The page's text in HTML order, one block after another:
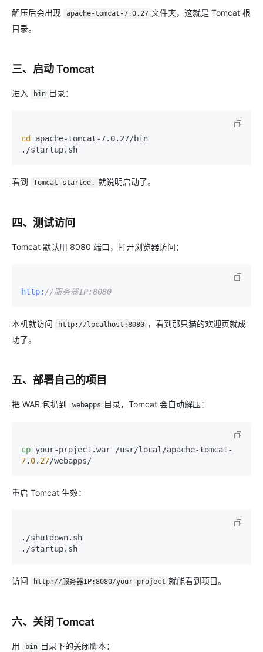
解压后会出现 apache-tomcat-7.0.27 文件夹，这就是 Tomcat 根
目录。
三、启动 Tomcat
进入 bin 目录：
cd
apache-tomcat-7.0.27/bin
看到 Tomcat started. 就说明启动了。
四、测试访问
Tomcat 默认用 8080 端口，打开浏览器访问：
http: //服务器IP:8080
本机就访问 http://localhost:8080 ，看到那只猫的欢迎页就成
功了。
五、部署自己的项目
把 WAR 包扔到 webapps 目录，Tomcat 会自动解压：
cp your-project.war /usr/local/apache-tomcat-
7. 0. 27
重启 Tomcat 生效：
./shutdown.sh
访问 http://服务器IP:8080/your-project 就能看到项目。
六、关闭 Tomcat
用 bin 目录下的关闭脚本：